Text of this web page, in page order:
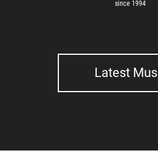
since 1994
Latest